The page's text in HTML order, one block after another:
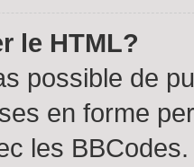
le HTML?
possible de
en forme
les BBCodes.